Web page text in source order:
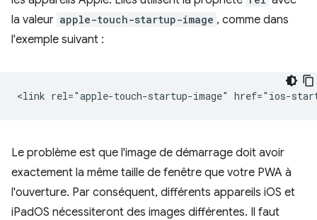
la valeur apple-touch-startup-image , comme dans
l'exemple suivant :
Le problème est que l'image de démarrage doit avoir
exactement la même taille de fenêtre que votre PWA à
l'ouverture. Par conséquent, différents appareils iOS et
iPadOS nécessiteront des images différentes. Il faut